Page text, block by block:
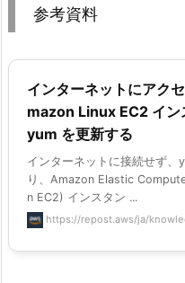
参考資料
インターネットにアク
mazon Linux EC2 イン
yum を更新する
インターネットに接続せず、
り、Amazon Elastic
n EC2) インスタン ...
https://repost.aws/ja/